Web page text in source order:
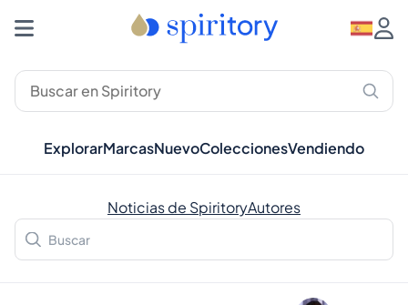
ExplorarMarcasNuevoColeccionesVendiendo
Noticias de SpiritoryAutores